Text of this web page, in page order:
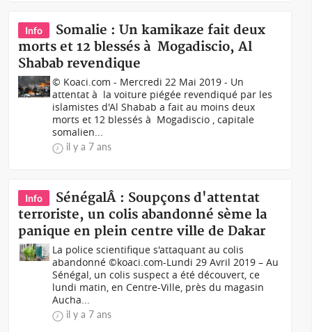
Info
Somalie : Un kamikaze fait deux
morts et 12 blessés à Mogadiscio, Al
Shabab revendique
© Koaci.com - Mercredi 22 Mai 2019 - Un
attentat à la voiture piégée revendiqué par les
islamistes d'Al Shabab a fait au moins deux
morts et 12 blessés à Mogadiscio , capitale
somalien...
il y a 7 ans
Info
SénégalÂ : Soupçons d'attentat
terroriste, un colis abandonné sème la
panique en plein centre ville de Dakar
La police scientifique s'attaquant au colis
abandonné ©koaci.com-Lundi 29 Avril 2019 – Au
Sénégal, un colis suspect a été découvert, ce
lundi matin, en Centre-Ville, près du magasin
Aucha...
il y a 7 ans